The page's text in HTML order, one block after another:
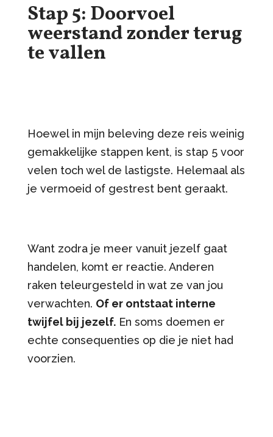
Stap 5: Doorvoel
weerstand zonder terug
te vallen
Hoewel in mijn beleving deze reis weinig
gemakkelijke stappen kent, is stap 5 voor
velen toch wel de lastigste. Helemaal als
je vermoeid of gestrest bent geraakt.
Want zodra je meer vanuit jezelf gaat
handelen, komt er reactie. Anderen
raken teleurgesteld in wat ze van jou
verwachten. Of er ontstaat interne
twijfel bij jezelf.En soms doemen er
echte consequenties op die je niet had
voorzien.